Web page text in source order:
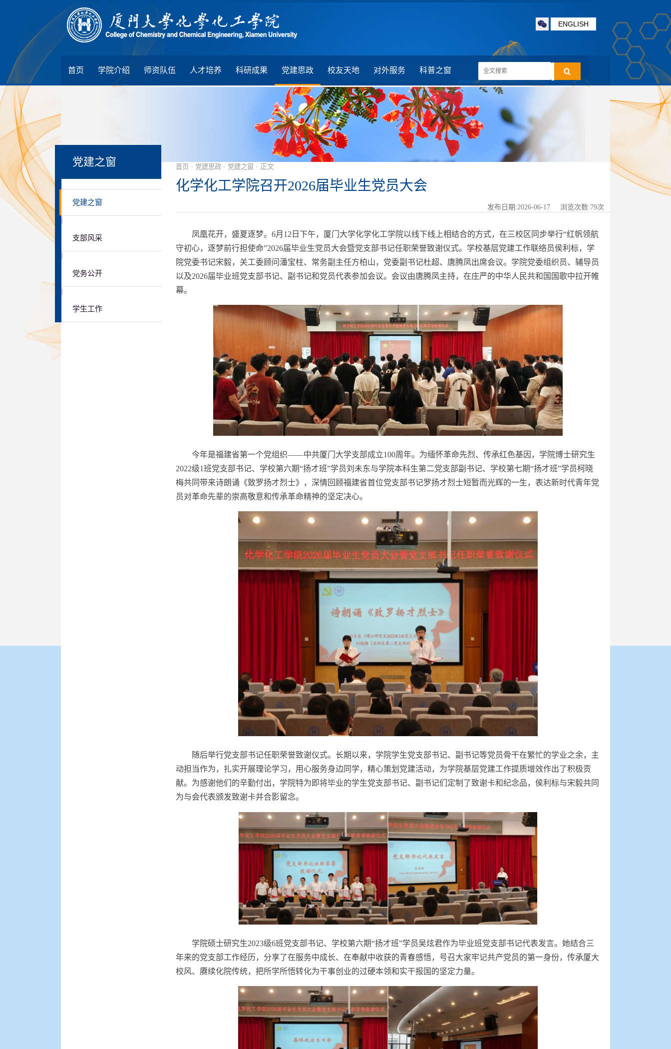
ENGLISH
首页 学院介绍 师资队伍 人才培养 科研成果 党建思政 校友天地 对外服务 科普之窗
党建之窗
党建之窗
支部风采
党务公开
学生工作
首页 · 党建思政 · 党建之窗 · 正文
化学化工学院召开2026届毕业生党员大会
发布日期:2026-06-17 浏览次数:79次
凤凰花开，盛夏逐梦。 6月 12 日下午，厦门大学化学化工学院以线下线上相结合的方式，在三校区同步举行“红帆领航
守初心，逐梦前行担使命”2026届毕业生党员大会暨党支部书记任职荣誉致谢仪式。学校基层党建工作联络员侯利标，学
院党委书记宋毅，关工委顾问潘宝柱、常务副主任方柏山，党委副书记杜超、唐腾凤出席会议。学院党委组织员、辅导员
以及2026届毕业班党支部书记、副书记和党员代表参加会议。会议由唐腾凤主持，在庄严的中华人民共和国国歌中拉开帷
幕。
今年是福建省第一个党组织——中共厦门大学支部成立100周年。为缅怀革命先烈、传承红色基因，学院博士研究生
2022级1班党支部书记、学校第六期“扬才班”学员刘未东与学院本科生第二党支部副书记、学校第七期“扬才班”学员柯晓
梅共同带来诗朗诵《致罗扬才烈士》，深情回顾福建省首位党支部书记罗扬才烈士短暂而光辉的一生，表达新时代青年党
员对革命先辈的崇高敬意和传承革命精神的坚定决心。
随后举行党支部书记任职荣誉致谢仪式。长期以来，学院学生党支部书记、副书记等党员骨干在繁忙的学业之余，主
动担当作为，扎实开展理论学习，用心服务身边同学，精心策划党建活动，为学院基层党建工作提质增效作出了积极贡
献。为感谢他们的辛勤付出，学院特为即将毕业的学生党支部书记、副书记们定制了致谢卡和纪念品，侯利标与宋毅共同
为与会代表颁发致谢卡并合影留念。
学院硕士研究生2023级6班党支部书记、学校第六期“扬才班”学员吴炫君作为毕业班党支部书记代表发言。她结合三
年来的党支部工作经历，分享了在服务中成长、在奉献中收获的青春感悟，号召大家牢记共产党员的第一身份，传承厦大
校风、赓续化院传统，把所学所悟转化为干事创业的过硬本领和实干报国的坚定力量。